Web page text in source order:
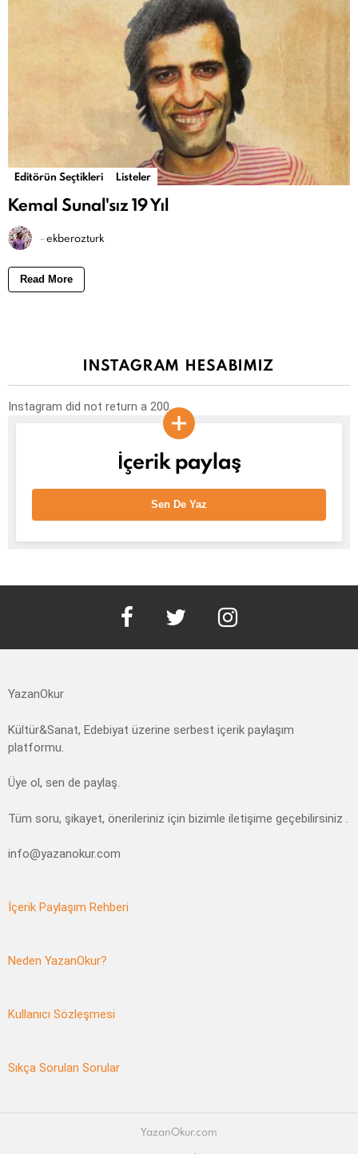
Editörün Seçtikleri Listeler
Kemal Sunal'sız 19 Yıl
-ekberozturk
Read More
INSTAGRAM HESABIMIZ
Instagram did not return a 200.
İçerik paylaş
Sen De Yaz
YazanOkur
Kültür&Sanat, Edebiyat üzerine serbest içerik paylaşım
platformu.
Üye ol, sen de paylaş.
Tüm soru, şikayet, önerileriniz için bizimle iletişime geçebilirsiniz .
info@yazanokur.com
İçerik Paylaşım Rehberi
Neden YazanOkur?
Kullanıcı Sözleşmesi
Sıkça Sorulan Sorular
YazanOkur.com